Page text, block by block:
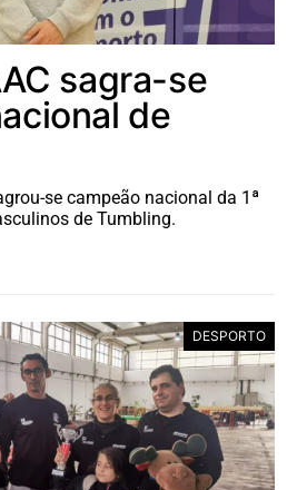
sagra-se
de
se campeão nacional da 1ª
de Tumbling.
DESPORTO